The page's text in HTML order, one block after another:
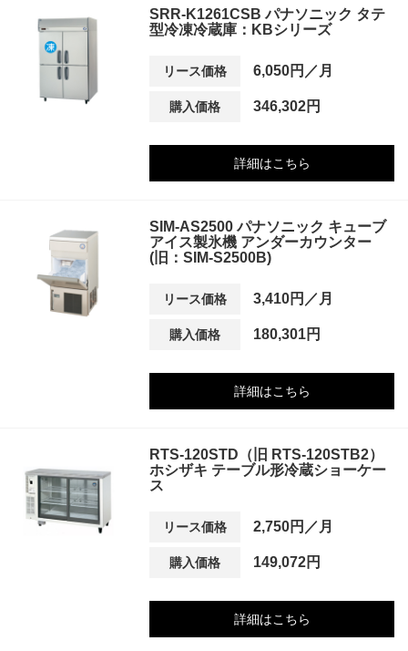
SRR-K1261CSB パナソニック タテ
型冷凍冷蔵庫：KBシリーズ
リース価格 6,050円／月
購入価格 346,302円
詳細はこちら
SIM-AS2500 パナソニック キューブ
アイス製氷機 アンダーカウンター
(旧：SIM-S2500B)
リース価格 3,410円／月
購入価格 180,301円
詳細はこちら
RTS-120STD（旧 RTS-120STB2）
ホシザキ テーブル形冷蔵ショーケー
ス
リース価格 2,750円／月
購入価格 149,072円
詳細はこちら